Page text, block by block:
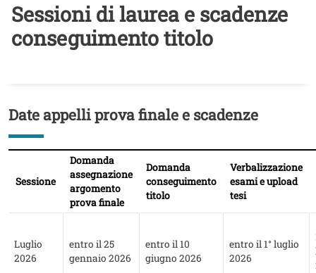
Sessioni di laurea e scadenze
conseguimento titolo
Titolo
Date appelli prova finale e scadenze
Sessione
Domanda
assegnazione
argomento
prova finale
Domanda
conseguimento
titolo
Verbalizzazione
esami e upload
tesi
Luglio
2026
entro il 25
gennaio 2026
entro il 10
giugno 2026
entro il 1° luglio
2026